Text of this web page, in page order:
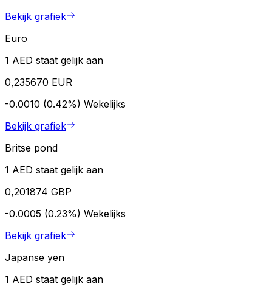
Bekijk grafiek
Euro
1 AED staat gelijk aan
0,235670 EUR
-0.0010 (0.42%) Wekelijks
Bekijk grafiek
Britse pond
1 AED staat gelijk aan
0,201874 GBP
-0.0005 (0.23%) Wekelijks
Bekijk grafiek
Japanse yen
1 AED staat gelijk aan